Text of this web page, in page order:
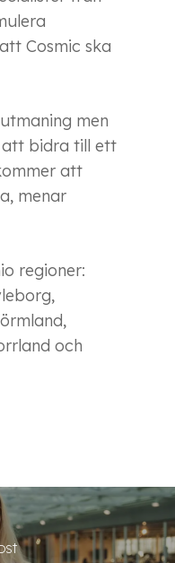
Cosmic ska
men
bidra till ett
att
menar
regioner:
och